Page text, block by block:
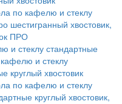
по кафелю и стеклу
шестигранный хвостовик,
ПРО
и стеклу стандартные
и стеклу
круглый хвостовик
по кафелю и стеклу
круглый хвостовик,